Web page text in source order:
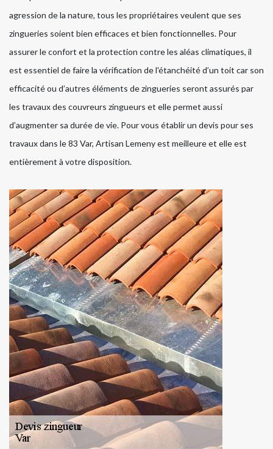
agression de la nature, tous les propriétaires veulent que ses
zingueries soient bien efficaces et bien fonctionnelles. Pour
assurer le confort et la protection contre les aléas climatiques, il
est essentiel de faire la vérification de l'étanchéité d’un toit car son
efficacité ou d’autres éléments de zingueries seront assurés par
les travaux des couvreurs zingueurs et elle permet aussi
d’augmenter sa durée de vie. Pour vous établir un devis pour ses
travaux dans le 83 Var, Artisan Lemeny est meilleure et elle est
entièrement à votre disposition.